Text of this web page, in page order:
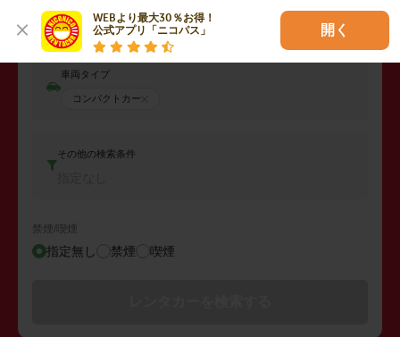
WEBより最大30％お得！
公式アプリ「ニコパス」
開く
2026年08月08日 (土) 04:00
車両タイプ
コンパクトカー
その他の検索条件
禁煙/喫煙
指定無し 禁煙 喫煙